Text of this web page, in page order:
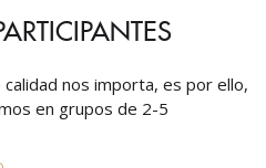
calidad nos importa, es por ello,
en grupos de 2-5